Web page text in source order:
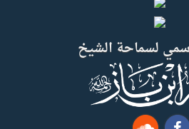
لسماحة الشيخ